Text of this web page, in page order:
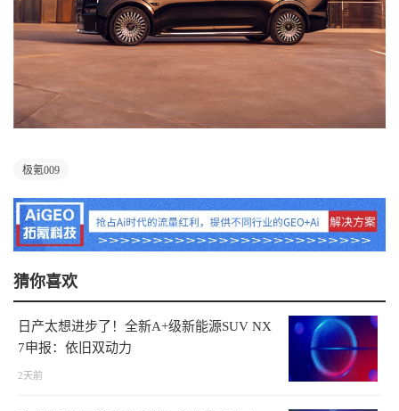
极氪009
猜你喜欢
日产太想进步了！全新A+级新能源SUV NX
7申报：依旧双动力
2天前